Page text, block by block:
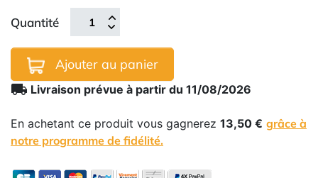
Quantité
Ajouter au panier
local_shipping Livraison prévue à partir du 11/08/2026
En achetant ce produit vous gagnerez 13,50 € grâce à
notre programme de fidélité.